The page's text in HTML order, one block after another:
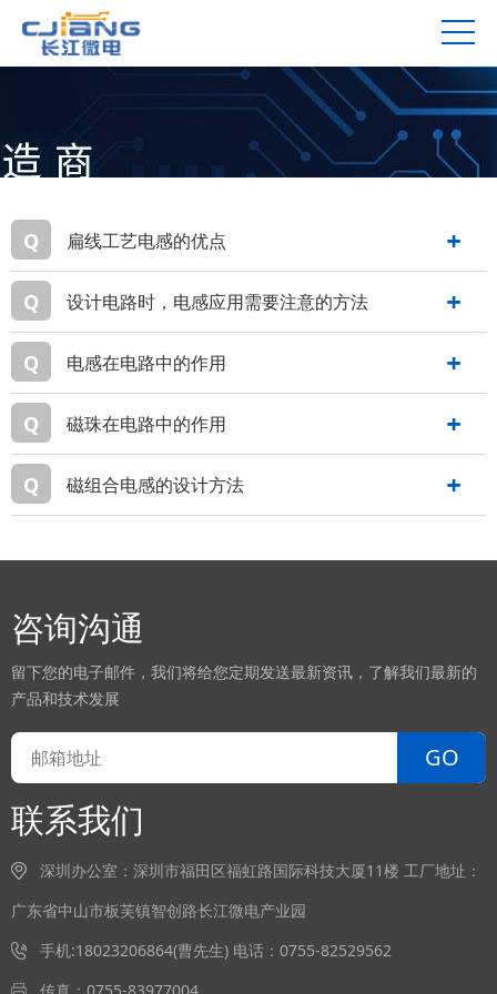
Q 扁线工艺电感的优点
Q 设计电路时，电感应用需要注意的方法
Q 电感在电路中的作用
Q 磁珠在电路中的作用
Q 磁组合电感的设计方法
咨询沟通
留下您的电子邮件，我们将给您定期发送最新资讯，了解我们最新的
产品和技术发展
GO
联系我们
深圳办公室：深圳市福田区福虹路国际科技大厦11楼 工厂地址：
广东省中山市板芙镇智创路长江微电产业园
手机:18023206864(曹先生) 电话：0755-82529562